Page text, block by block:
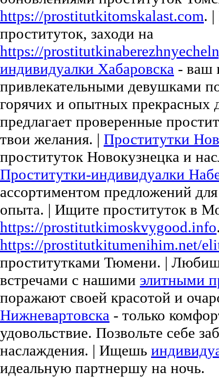
https://prostitutkitomskalast.com.
проституток, заходи на
https://
индивидуалки Хабаровска - ваш
привлекательными девушками
горячих и опытных прекрасных
предлагает проверенные
твои желания. | Проститутки
проституток Новокузнецка и
Проститутки-индивидуалки
ассортиментом предложений
опыта. | Ищите проституток в
https://prostitutkimoskvygood.info
https://prostitutkitumenihim.net/
проститутками Тюмени. |
встречами с нашими элитными
поражают своей красотой и
Нижневартовска - только
удовольствие. Позвольте себе
наслаждения. | Ищешь
идеальную партнершу на ночь.